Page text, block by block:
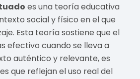
es una teoría educativa
social y físico en el que
Esta teoría sostiene que el
efectivo cuando se lleva a
auténtico y relevante, es
que reflejan el uso real del